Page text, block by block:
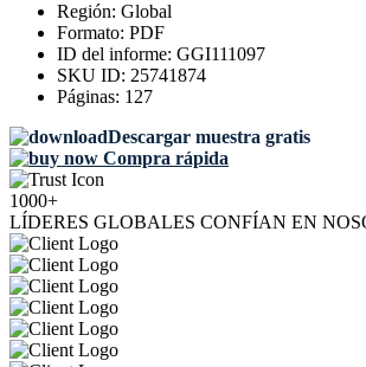
Región: Global
Formato: PDF
ID del informe: GGI111097
SKU ID: 25741874
Páginas: 127
Descargar muestra gratis
Compra rápida
1000+
LÍDERES GLOBALES CONFÍAN EN